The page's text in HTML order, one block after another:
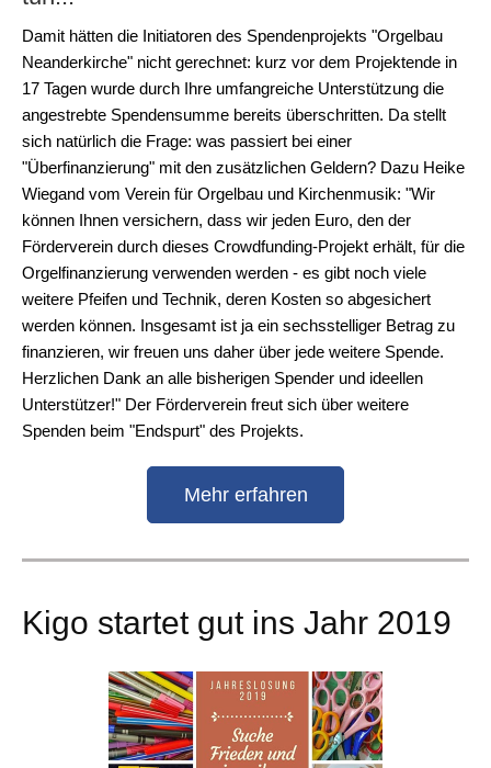
Damit hätten die Initiatoren des Spendenprojekts "Orgelbau
Neanderkirche" nicht gerechnet: kurz vor dem Projektende in
17 Tagen wurde durch Ihre umfangreiche Unterstützung die
angestrebte Spendensumme bereits überschritten. Da stellt
sich natürlich die Frage: was passiert bei einer
"Überfinanzierung" mit den zusätzlichen Geldern? Dazu Heike
Wiegand vom Verein für Orgelbau und Kirchenmusik: "Wir
können Ihnen versichern, dass wir jeden Euro, den der
Förderverein durch dieses Crowdfunding-Projekt erhält, für die
Orgelfinanzierung verwenden werden - es gibt noch viele
weitere Pfeifen und Technik, deren Kosten so abgesichert
werden können. Insgesamt ist ja ein sechsstelliger Betrag zu
finanzieren, wir freuen uns daher über jede weitere Spende.
Herzlichen Dank an alle bisherigen Spender und ideellen
Unterstützer!" Der Förderverein freut sich über weitere
Spenden beim "Endspurt" des Projekts.
Mehr erfahren
Kigo startet gut ins Jahr 2019